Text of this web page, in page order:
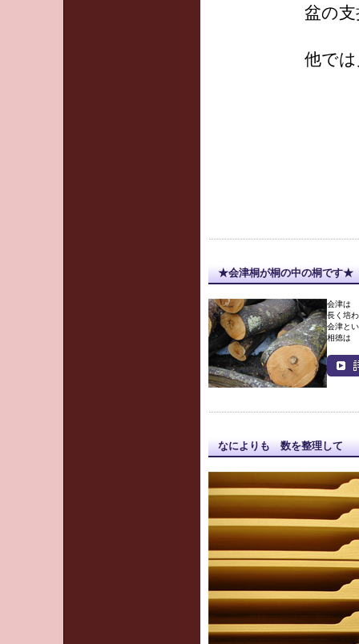
盆の
他で
★会津桐が桐の中の桐です★
会津は
長く培
会津と
相徳は
なによりも 数を整理して